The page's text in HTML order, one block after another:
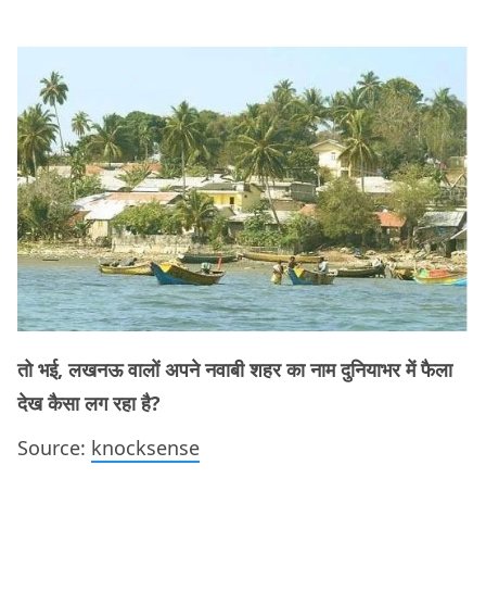
तो भई, लखनऊ वालों अपने नवाबी शहर का नाम दुनियाभर में फैला
देख कैसा लग रहा है?
Source: knocksense